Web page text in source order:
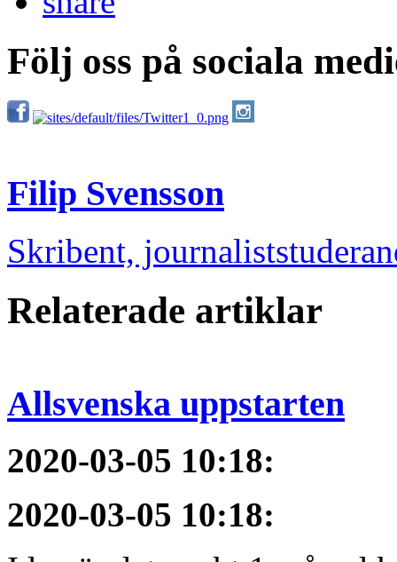
Följ oss på sociala
Filip Svensson
Skribent,
Relaterade artiklar
Allsvenska uppstarten
2020-03-05 10:18:
2020-03-05 10:18: